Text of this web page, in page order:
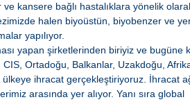
kansere bağlı hastalıklara yönelik
halen biyoüstün, biyobenzer ve
yapılıyor.
yapan şirketlerinden biriyiz ve bugüne
CIS, Ortadoğu, Balkanlar, Uzakdoğu,
ihracat gerçekleştiriyoruz. İhracat
arasında yer alıyor. Yanı sıra global